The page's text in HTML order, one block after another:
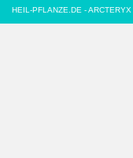
HEIL-PFLANZE.DE - ARCTERYX